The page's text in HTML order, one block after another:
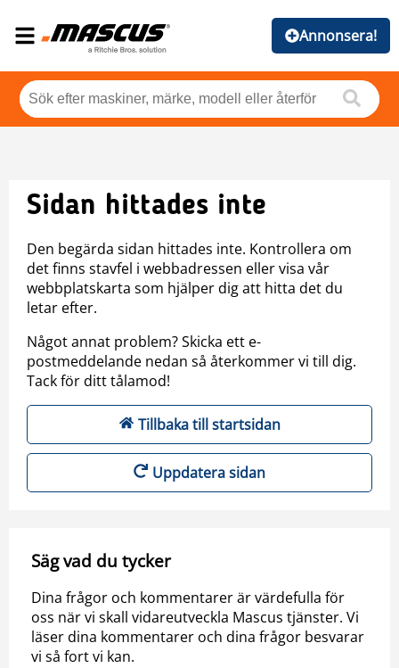
Annonsera!
Sidan hittades inte
Den begärda sidan hittades inte. Kontrollera om
det finns stavfel i webbadressen eller visa vår
webbplatskarta som hjälper dig att hitta det du
letar efter.
Något annat problem? Skicka ett e-
postmeddelande nedan så återkommer vi till dig.
Tack för ditt tålamod!
Tillbaka till startsidan
Uppdatera sidan
Säg vad du tycker
Dina frågor och kommentarer är värdefulla för
oss när vi skall vidareutveckla Mascus tjänster. Vi
läser dina kommentarer och dina frågor besvarar
vi så fort vi kan.